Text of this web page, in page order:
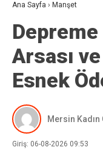
Ana Sayfa › Manşet
Depreme
Arsası
Esnek
Mersin Kadın
Giriş: 06-08-2026 09:53